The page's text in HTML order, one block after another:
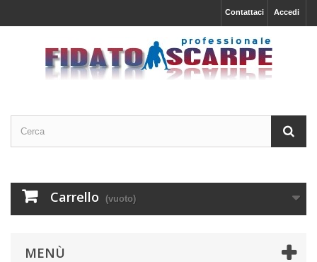
Accedi
Contattaci
Carrello (vuoto)
MENÙ